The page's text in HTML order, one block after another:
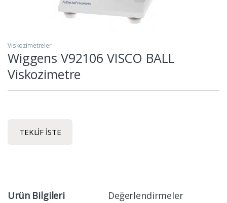
Viskozimetreler
Wiggens V92106 VISCO BALL
Viskozimetre
TEKLIF İSTE
Ürün Bilgileri Değerlendirmeler